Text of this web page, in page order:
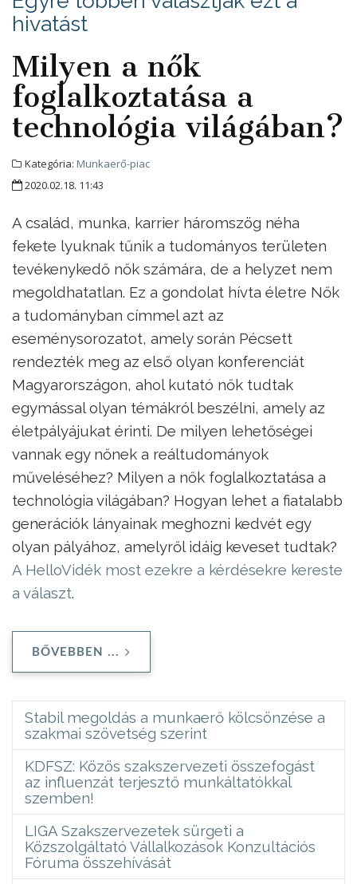
hivatást
Milyen a nők
foglalkoztatása a
technológia világában?
Kategória: Munkaerő-piac
2020.02.18. 11:43
A család, munka, karrier háromszög néha
fekete lyuknak tűnik a tudományos területen
tevékenykedő nők számára, de a helyzet nem
megoldhatatlan. Ez a gondolat hívta életre Nők
a tudományban címmel azt az
eseménysorozatot, amely során Pécsett
rendezték meg az első olyan konferenciát
Magyarországon, ahol kutató nők tudtak
egymással olyan témákról beszélni, amely az
életpályájukat érinti. De milyen lehetőségei
vannak egy nőnek a reáltudományok
műveléséhez? Milyen a nők foglalkoztatása a
technológia világában? Hogyan lehet a fiatalabb
generációk lányainak meghozni kedvét egy
olyan pályához, amelyről idáig keveset tudtak?
A HelloVidék most ezekre a kérdésekre kereste
a választ.
BŐVEBBEN ...
Stabil megoldás a munkaerő kölcsönzése a
szakmai szövetség szerint
KDFSZ: Közös szakszervezeti összefogást
az influenzát terjesztő munkáltatókkal
szemben!
LIGA Szakszervezetek sürgeti a
Közszolgáltató Vállalkozások Konzultációs
Fóruma összehívását